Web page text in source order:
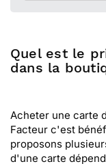
Quel est le
dans la
Acheter une carte
Facteur c'est
proposons
d'une carte